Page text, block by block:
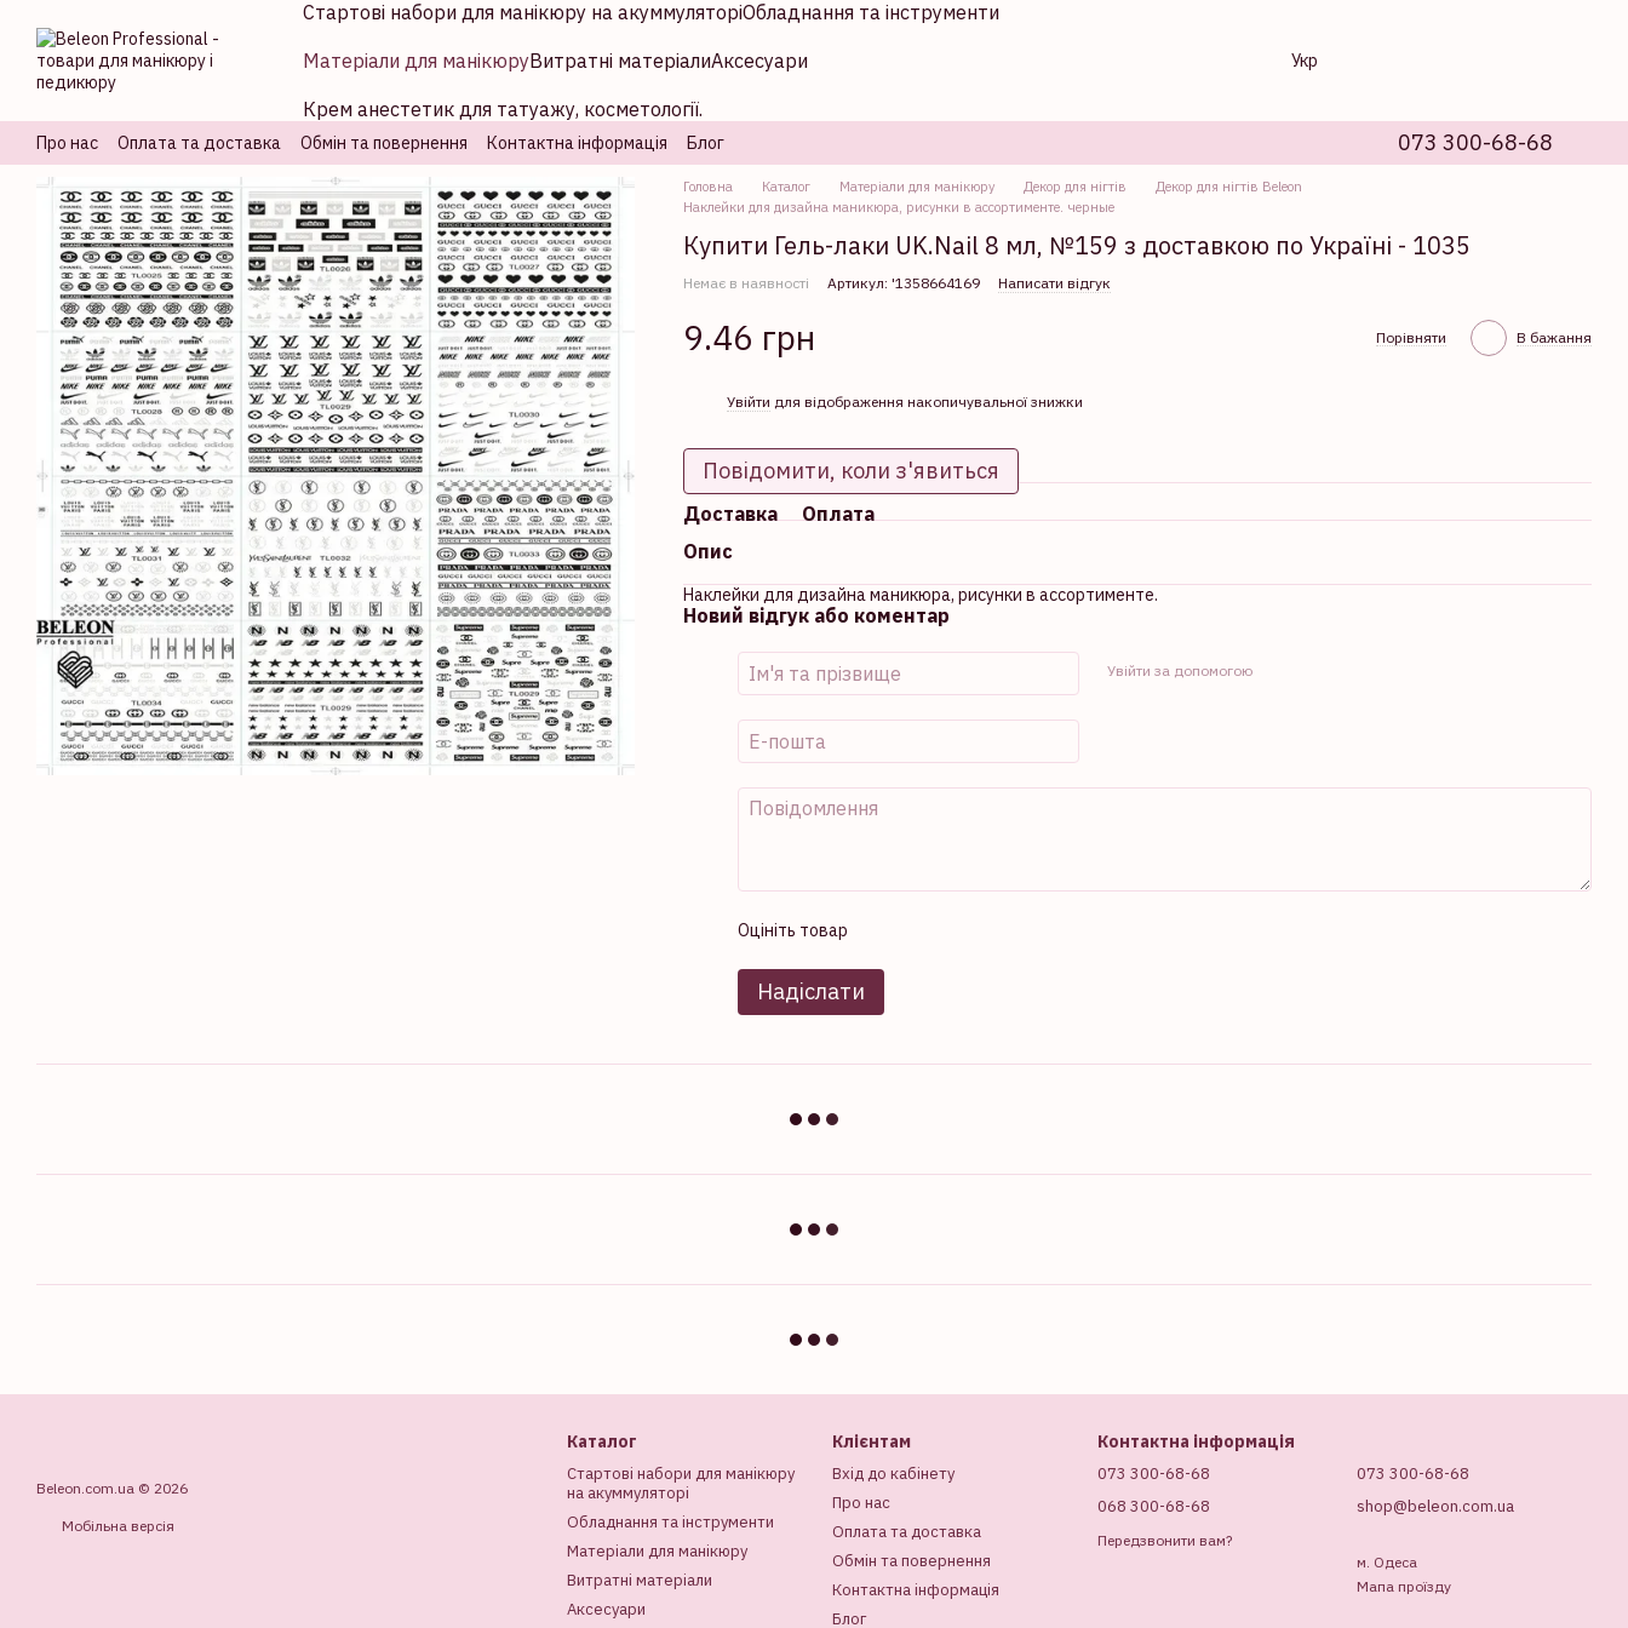
Стартові набори для манікюру на акуммуляторіОбладнання та інструменти
Матеріали для манікюруВитратні матеріалиАксесуари
Крем анестетик для татуажу, косметології.
Укр
Про нас Оплата та доставка Обмін та повернення Контактна інформація Блог 073 300-68-68
Головна Каталог Матеріали для манікюру Декор для нігтів
Декор для нігтів Beleon
Наклейки для дизайна маникюра, рисунки в ассортименте. черные
Купити Гель-лаки UK.Nail 8 мл, №159 з доставкою по Україні - 1035
Немає в наявності Артикул: '1358664169 Написати відгук
9.46 грн Порівняти В бажання
Увійти для відображення накопичувальної знижки
Повідомити, коли з'явиться
Доставка
Оплата
Опис
Наклейки для дизайна маникюра, рисунки в ассортименте.
Новий відгук або коментар
Увійти за допомогою
Оцініть товар
Надіслати
Beleon.com.ua © 2026
Мобільна версія
Каталог
Стартові набори для манікюру
на акуммуляторі
Обладнання та інструменти
Матеріали для манікюру
Витратні матеріали
Аксесуари
Клієнтам
Вхід до кабінету
Про нас
Оплата та доставка
Обмін та повернення
Контактна інформація
Блог
Контактна інформація
073 300-68-68
068 300-68-68
Передзвонити вам?
073 300-68-68
shop@beleon.com.ua
м. Одеса
Мапа проїзду